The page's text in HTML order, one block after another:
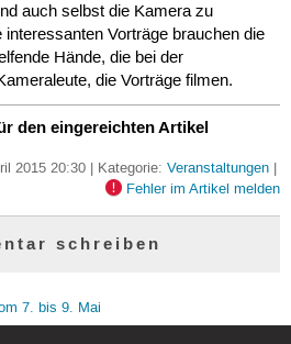
auch selbst die Kamera zu
Vorträge brauchen die
Hände, die bei der
die Vorträge filmen.
den eingereichten Artikel
2015 20:30 | Kategorie: Veranstaltungen|
Fehler im Artikel melden
schreiben
7. bis 9. Mai